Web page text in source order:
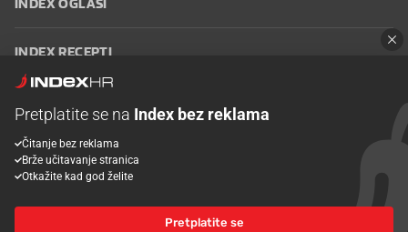
INDEX RECEPTI
Oglašavanje Zaposli se na Indexu
korištenja
Postavke kolačića
Pretplatite se na Index bez reklama
Čitanje bez reklama
Brže učitavanje stranica
Otkažite kad god želite
Pretplatite se